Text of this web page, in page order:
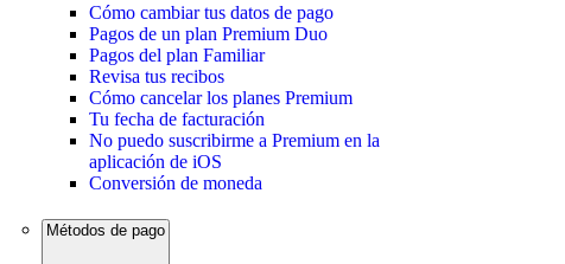
Cómo cambiar tus datos de pago
Pagos de un plan Premium Duo
Pagos del plan Familiar
Revisa tus recibos
Cómo cancelar los planes Premium
Tu fecha de facturación
No puedo suscribirme a Premium en la
aplicación de iOS
Conversión de moneda